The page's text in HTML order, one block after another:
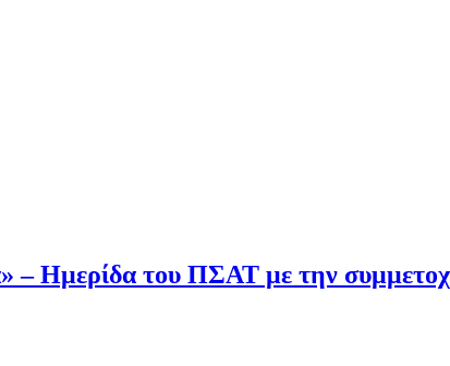
– Ημερίδα του ΠΣΑΤ με την